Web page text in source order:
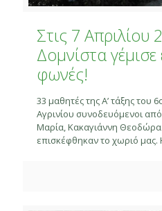
Στις 7 Απριλίου
Δομνίστα γέμισε
φωνές!
33 μαθητές της Α’ τάξης του
Αγρινίου συνοδευόμενοι
Μαρία, Κακαγιάννη Θεοδώρα
επισκέφθηκαν το χωριό μας.